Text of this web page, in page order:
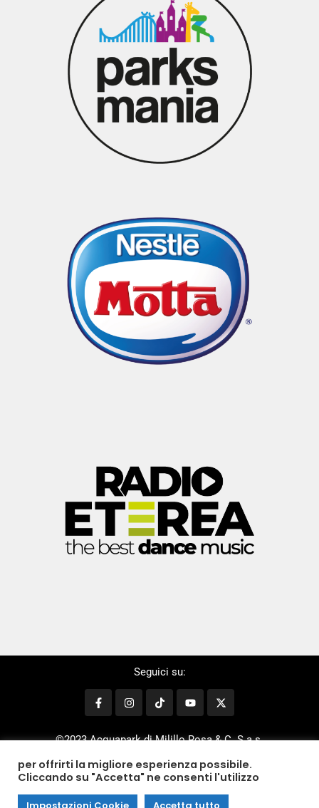
Seguici su:
©2023 Acquapark di Milillo Rosa & C. S.a.s.
P.iva/Cod.Fisc.03817900727 | All rights reserved.
per offrirti la migliore esperienza possibile.
Cliccando su "Accetta" ne consenti l'utilizzo